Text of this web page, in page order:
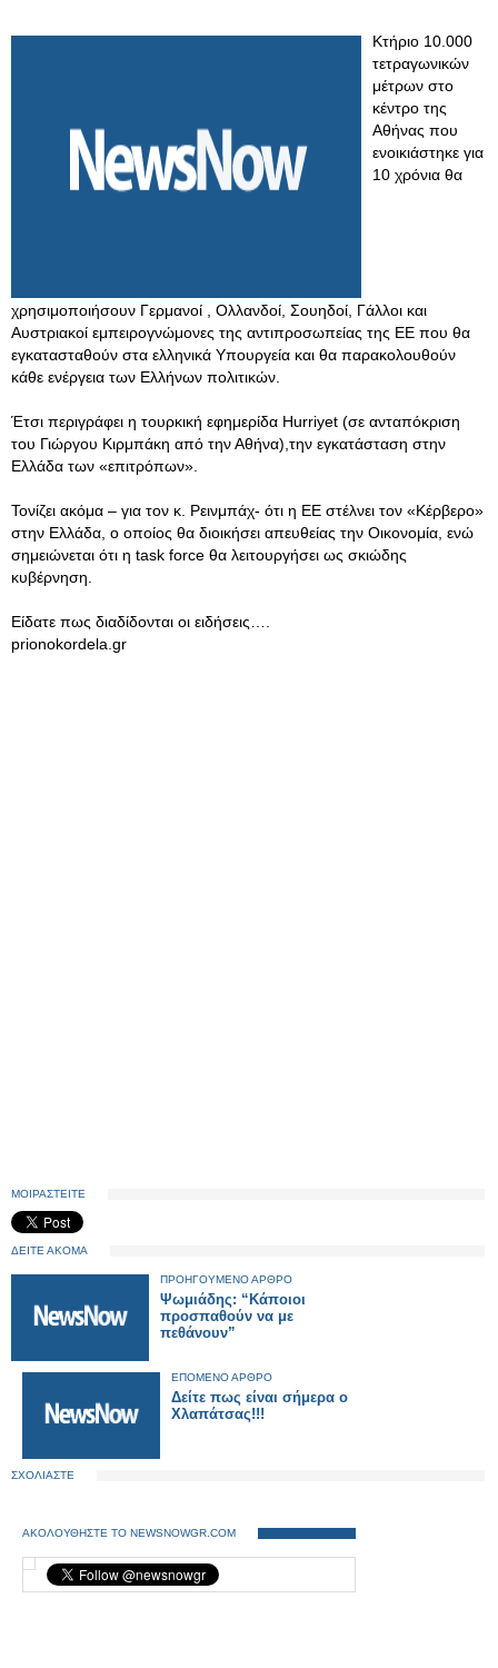
Κτήριο 10.000
τετραγωνικών
μέτρων στο
κέντρο της
Αθήνας που
ενοικιάστηκε για
10 χρόνια θα
χρησιμοποιήσουν Γερμανοί , Ολλανδοί, Σουηδοί, Γάλλοι και
Αυστριακοί εμπειρογνώμονες της αντιπροσωπείας της ΕΕ που θα
εγκατασταθούν στα ελληνικά Υπουργεία και θα παρακολουθούν
κάθε ενέργεια των Ελλήνων πολιτικών.
Έτσι περιγράφει η τουρκική εφημερίδα Hurriyet (σε ανταπόκριση
του Γιώργου Κιρμπάκη από την Αθήνα),την εγκατάσταση στην
Ελλάδα των «επιτρόπων».
Τονίζει ακόμα – για τον κ. Ρεινμπάχ- ότι η ΕΕ στέλνει τον «Κέρβερο»
στην Ελλάδα, ο οποίος θα διοικήσει απευθείας την Οικονομία, ενώ
σημειώνεται ότι η task force θα λειτουργήσει ως σκιώδης
κυβέρνηση.
Eίδατε πως διαδίδονται οι ειδήσεις….
prionokordela.gr
ΜΟΙΡΑΣΤΕΙΤΕ
ΔΕΙΤΕ ΑΚΟΜΑ
ΠΡΟΗΓΟΥΜΕΝΟ ΑΡΘΡΟ
Ψωμιάδης: “Κάποιοι
προσπαθούν να με
πεθάνουν”
ΕΠΟΜΕΝΟ ΑΡΘΡΟ
Δείτε πως είναι σήμερα ο
Χλαπάτσας!!!
ΣΧΟΛΙΑΣΤΕ
ΑΚΟΛΟΥΘΗΣΤΕ ΤΟ NEWSNOWGR.COM